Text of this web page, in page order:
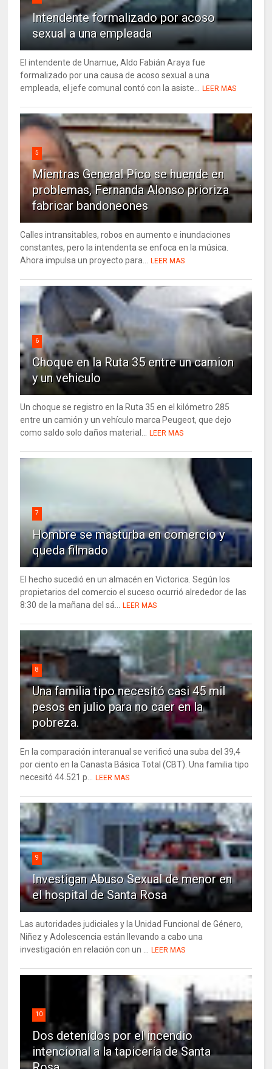
Intendente formalizado por acoso
sexual a una empleada
El intendente de Unamue, Aldo Fabián Araya fue
formalizado por una causa de acoso sexual a una
empleada, el jefe comunal contó con la asiste...
LEER MAS
5
Mientras General Pico se huende en
problemas, Fernanda Alonso prioriza
fabricar bandoneones
Calles intransitables, robos en aumento e inundaciones
constantes, pero la intendenta se enfoca en la música.
Ahora impulsa un proyecto para...
LEER MAS
6
Choque en la Ruta 35 entre un camion
y un vehiculo
Un choque se registro en la Ruta 35 en el kilómetro 285
entre un camión y un vehículo marca Peugeot, que dejo
como saldo solo daños material...
LEER MAS
7
Hombre se masturba en comercio y
queda filmado
El hecho sucedió en un almacén en Victorica. Según los
propietarios del comercio el suceso ocurrió alrededor de las
8:30 de la mañana del sá...
LEER MAS
8
Una familia tipo necesitó casi 45 mil
pesos en julio para no caer en la
pobreza.
En la comparación interanual se verificó una suba del 39,4
por ciento en la Canasta Básica Total (CBT). Una familia tipo
necesitó 44.521 p...
LEER MAS
9
Investigan Abuso Sexual de menor en
el hospital de Santa Rosa
Las autoridades judiciales y la Unidad Funcional de Género,
Niñez y Adolescencia están llevando a cabo una
investigación en relación con un ...
LEER MAS
10
Dos detenidos por el incendio
intencional a la tapicería de Santa